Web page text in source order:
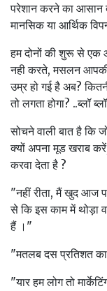
परेशान करने का आसान
मानसिक या आर्थिक
हम दोनों की शुरू से एक
नही करते, मसलन आपकी
उम्र हो गई है अब?
तो लगता होगा? ..ब्लॉ
सोचने वाली बात है
क्यों अपना मूड खराब
करवा देता है ?
"नहीं रीता, मैं खुद आज
से कि इस काम में थोड़ा
हैं ।"
"मतलब दस प्रतिशत
"यार हम लोग तो